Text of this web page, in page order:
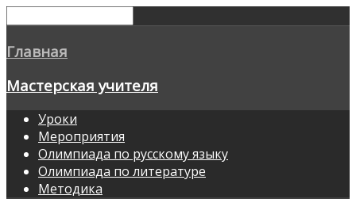
Главная
Мастерская учителя
Уроки
Мероприятия
Олимпиада по русскому языку
Олимпиада по литературе
Методика